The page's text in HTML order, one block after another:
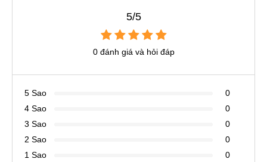
5/5
0 đánh giá và hỏi đáp
5 Sao
0
4 Sao
0
3 Sao
0
2 Sao
0
1 Sao
0